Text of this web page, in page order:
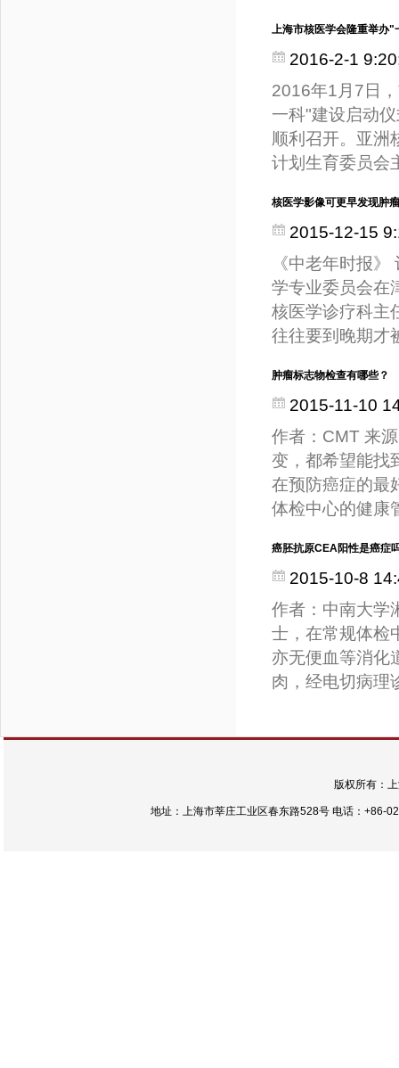
上海市核医学会隆重举办
2016-2-1
2016年1月7日
一科"建设启动
顺利召开。亚洲
计划生育委员会
核医学影像可更早发现肿瘤
2015-12-15
《中老年时报
学专业委员会在
核医学诊疗科主
往往要到晚期才
肿瘤标志物检查有哪些？
2015-11-10
作者：CMT 来
变，都希望能找
在预防癌症的最
体检中心的健康
癌胚抗原CEA阳性是癌症
2015-10-8
作者：中南大学
士，在常规体检
亦无便血等消化
肉，经电切病理
版权所有：
地址：上海市莘庄工业区春东路528号 电话：+86-